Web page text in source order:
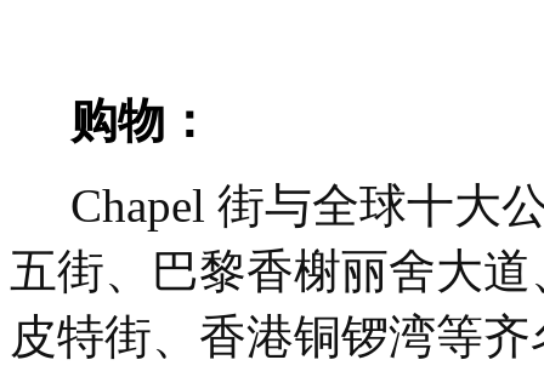
购物：
Chapel 街与全球十大
五街、巴黎香榭丽舍大
皮特街、香港铜锣湾等齐